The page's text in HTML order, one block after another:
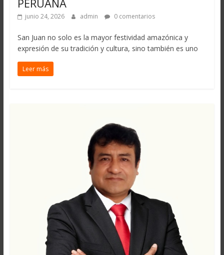
PERUANA
junio 24, 2026 admin 0 comentarios
San Juan no solo es la mayor festividad amazónica y
expresión de su tradición y cultura, sino también es uno
Leer más